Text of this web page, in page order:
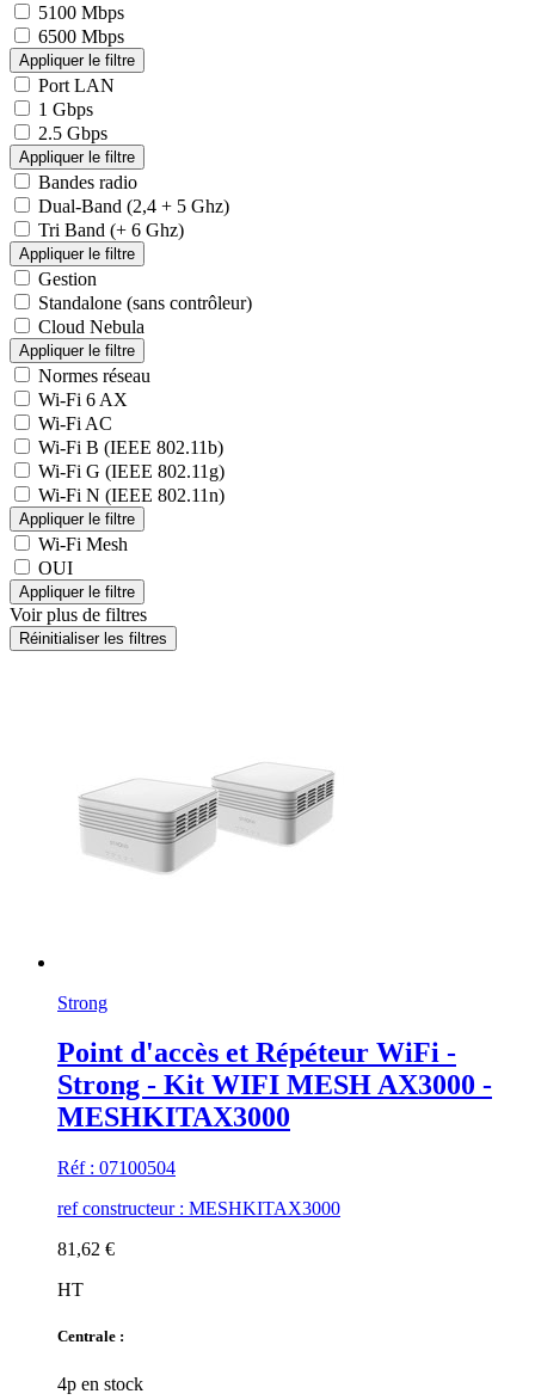
5100 Mbps
6500 Mbps
Port LAN
1 Gbps
2.5 Gbps
Bandes radio
Dual-Band (2,4 + 5 Ghz)
Tri Band (+ 6 Ghz)
Gestion
Standalone (sans contrôleur)
Cloud Nebula
Normes réseau
Wi-Fi 6 AX
Wi-Fi AC
Wi-Fi B (IEEE 802.11b)
Wi-Fi G (IEEE 802.11g)
Wi-Fi N (IEEE 802.11n)
Wi-Fi Mesh
OUI
Voir plus de filtres
Strong
Point d'accès et Répéteur WiFi -
Strong - Kit WIFI MESH AX3000 -
MESHKITAX3000
Réf : 07100504
ref constructeur : MESHKITAX3000
81,62 €
HT
Centrale :
4p en stock